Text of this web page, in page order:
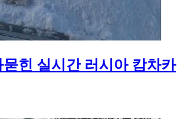
힌 실시간 러시아 캄차카